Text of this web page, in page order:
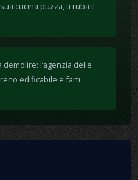
cucina puzza, ti ruba il
demolire: l’agenzia delle
edificabile e farti